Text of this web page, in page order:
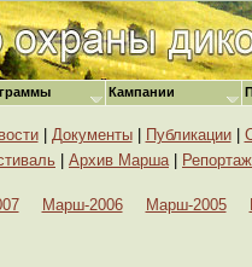
| Документы| Публикации|
Архив Марша|
Марш-2006 Марш-2005
Кампании